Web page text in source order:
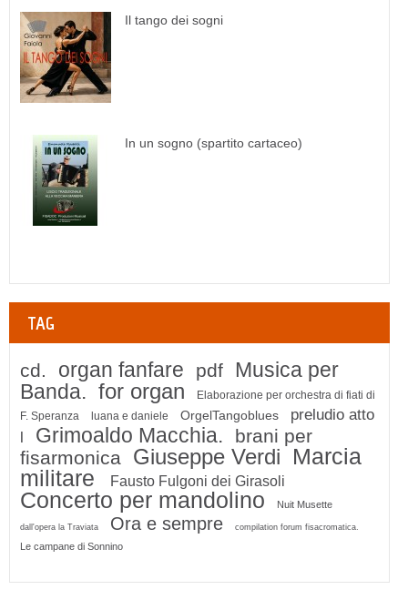
Il tango dei sogni
In un sogno (spartito cartaceo)
TAG
cd. organ fanfare pdf
Musica per
Banda. for organ
Elaborazione per orchestra di fiati di
F. Speranza
luana e daniele OrgelTangoblues
preludio atto
l
Grimoaldo Macchia.
brani per
fisarmonica
Giuseppe Verdi Marcia
militare
Fausto Fulgoni dei Girasoli
Concerto per mandolino Nuit Musette
dall'opera la Traviata Ora e sempre compilation forum fisacromatica.
Le campane di Sonnino